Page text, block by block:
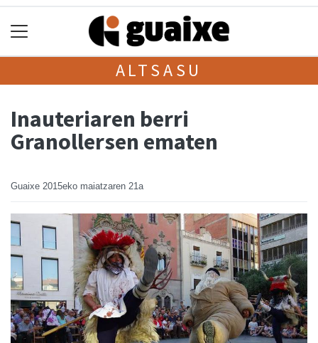
ALTSASU
Inauteriaren berri
Granollersen ematen
Guaixe 2015eko maiatzaren 21a